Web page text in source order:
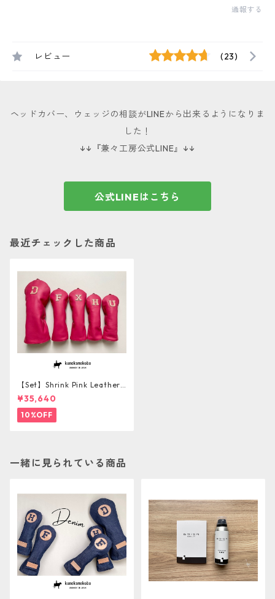
通報する
レビュー (23)
ヘッドカバー、ウェッジの相談がLINEから出来るようになりま
した！
↓↓『兼々工房公式LINE』↓↓
公式LINEはこちら
最近チェックした商品
【Set】Shrink Pink Leather
ソフト牛革ヘッドカバー5本セ
ット【１点ものにつき再販不
可】
¥35,640
10%OFF
一緒に見られている商品